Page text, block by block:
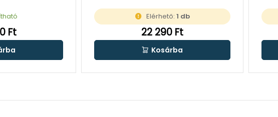
Ft
Elérhető:1 db
22 290 Ft
Kosárba